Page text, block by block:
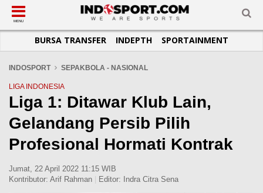
SUB-MENU
SEPAKBOLA
LIGA INGGRIS
LIGA ITALIA
LIGA SPANYOL
LIGA JERMAN
SUB-MENU
SPORTAINMENT
SUB-MENU
OTOMOTIF
OTOMANIA
SUB-MENU
BASKET
FUTSAL
OLIMPIK
E-SPORT
SUB-MENU
JADWAL
SUB-MENU
TOPIK HARI INI
INFOGRAFIS
GALERI FOTO
TEMPAT OLAHRAGA
KOMUNITAS SEHAT
MENU
BURSA TRANSFER INDEPTH SPORTAINMENT
INDOSPORT SEPAKBOLA - NASIONAL
LIGA INDONESIA
Liga 1: Ditawar Klub Lain,
Gelandang Persib Pilih
Profesional Hormati Kontrak
Jumat, 22 April 2022 11:15 WIB
Kontributor: Arif Rahman Editor: Indra Citra Sena